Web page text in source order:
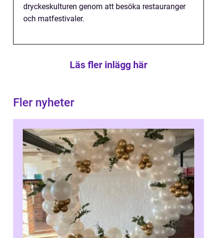
dryckeskulturen genom att besöka restauranger
och matfestivaler.
Läs fler inlägg här
Fler nyheter